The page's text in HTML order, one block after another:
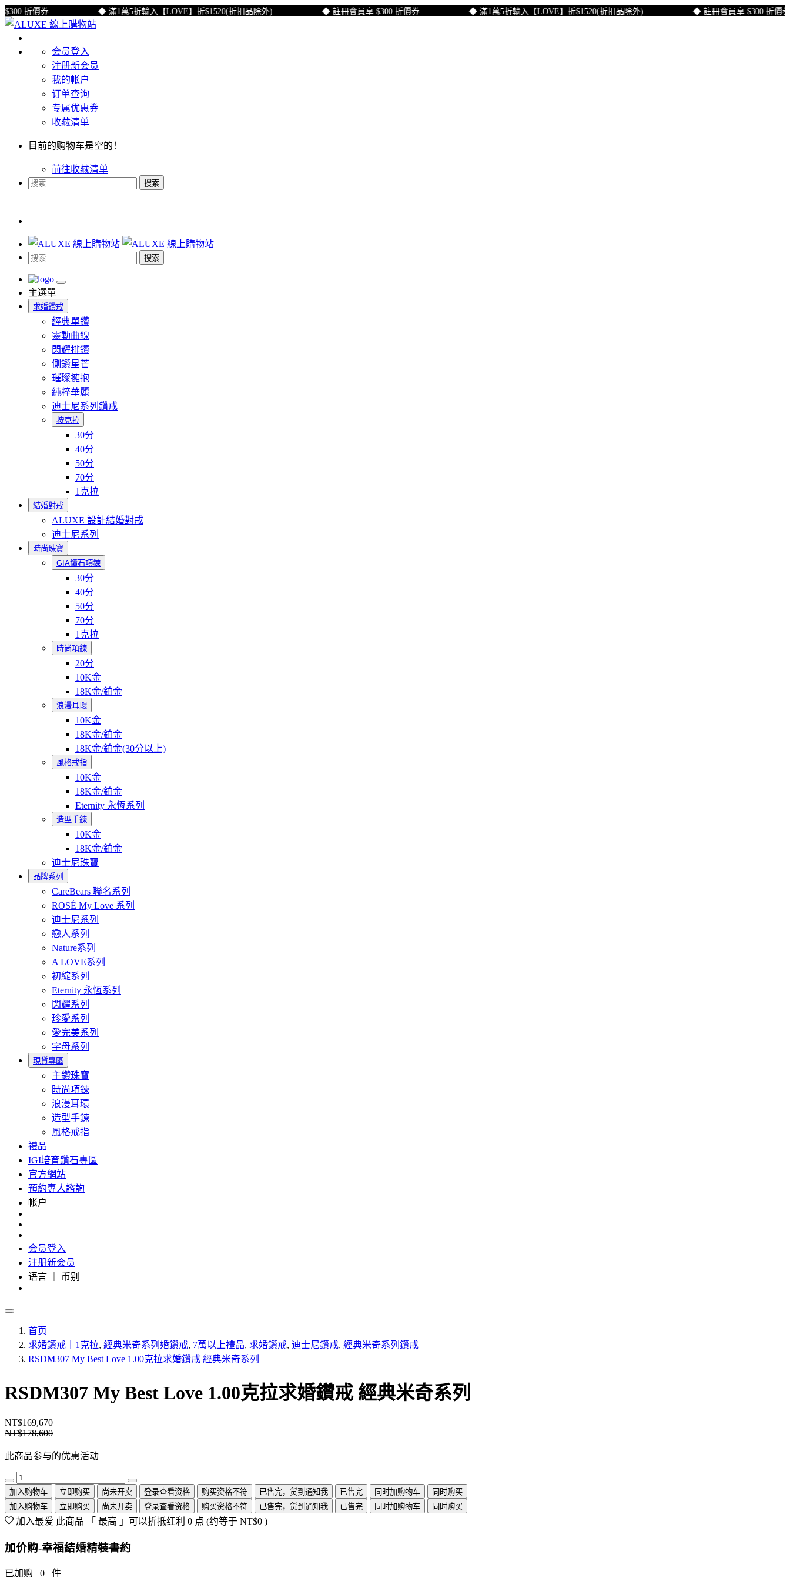
折價券 ◆ 滿1萬5折輸入【LOVE】折$1520(折扣品除外) ◆ 註冊會員享 $300 折價券 ◆ 滿1萬5折輸入【LOVE】折$1520(折扣品除外) ◆ 註冊會員享 $300 折價券
会员登入
注册新会员
我的帐户
订单查询
专属优惠券
收藏清单
目前的购物车是空的！
前往收藏清单
搜索
搜索
主選單
求婚鑽戒
經典單鑽
靈動曲線
閃耀排鑽
側鑽星芒
璀璨擁抱
純粹華麗
迪士尼系列鑽戒
按克拉
30分
40分
50分
70分
1克拉
結婚對戒
ALUXE 設計結婚對戒
迪士尼系列
時尚珠寶
GIA鑽石項鍊
30分
40分
50分
70分
1克拉
時尚項鍊
20分
10K金
18K金/鉑金
浪漫耳環
10K金
18K金/鉑金
18K金/鉑金(30分以上)
風格戒指
10K金
18K金/鉑金
Eternity 永恆系列
造型手鍊
10K金
18K金/鉑金
迪士尼珠寶
品牌系列
CareBears 聯名系列
ROSÉ My Love 系列
迪士尼系列
戀人系列
Nature系列
A LOVE系列
初綻系列
Eternity 永恆系列
閃耀系列
珍愛系列
愛完美系列
字母系列
現貨專區
主鑽珠寶
時尚項鍊
浪漫耳環
造型手鍊
風格戒指
禮品
IGI培育鑽石專區
官方網站
預約專人諮詢
帐户
会员登入
注册新会员
语言 ｜ 币别
首页
求婚鑽戒｜1克拉, 經典米奇系列婚鑽戒, 7萬以上禮品, 求婚鑽戒, 迪士尼鑽戒, 經典米奇系列鑽戒
RSDM307 My Best Love 1.00克拉求婚鑽戒 經典米奇系列
RSDM307 My Best Love 1.00克拉求婚鑽戒 經典米奇系列
NT$169,670
NT$178,600
此商品参与的优惠活动
加入购物车 立即购买 尚未开卖 登录查看资格 购买资格不符 已售完，货到通知我 已售完 同时加购物车
同时购买
加入购物车
立即购买 尚未开卖 登录查看资格 购买资格不符 已售完，货到通知我 已售完 同时加购物车 同时购买
加入最爱 此商品 「 最高 」可以折抵红利 0 点 (约等于 NT$0 )
加价购-幸福結婚精裝書約
已加购 0 件